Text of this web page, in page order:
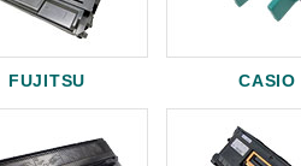
FUJITSU CASIO